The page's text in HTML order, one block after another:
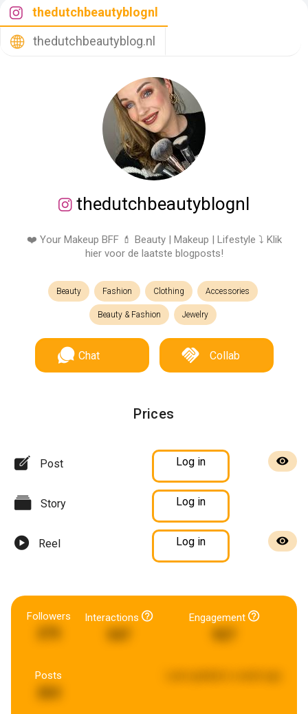
thedutchbeautyblognl
thedutchbeautyblog.nl
thedutchbeautyblognl
❤️ Your Makeup BFF 💄 Beauty | Makeup | Lifestyle ⤵️ Klik
hier voor de laatste blogposts!
Beauty Fashion Clothing Accessories
Beauty & Fashion Jewelry
Chat Collab
Prices
Post Log in
Story Log in
Reel Log in
Followers Interactions Engagement
Posts